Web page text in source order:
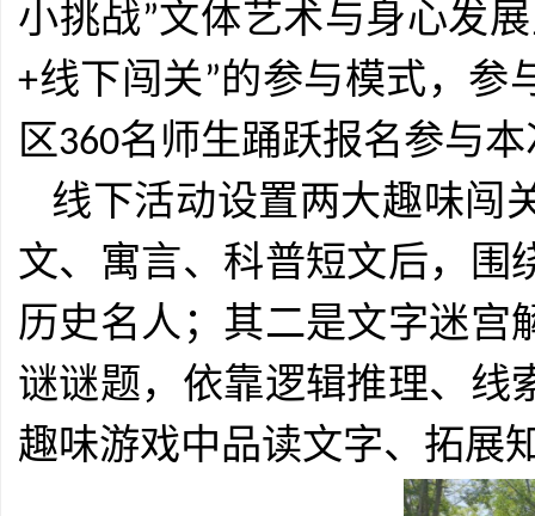
小挑战”文体艺术与身心发
+线下闯关” 的参与模式，参
区360名师生踊跃报名参与
线下活动设置两大趣味闯
文、寓言、科普短文后，围
历史名人；其二是文字迷宫
谜谜题，依靠逻辑推理、线
趣味游戏中品读文字、拓展